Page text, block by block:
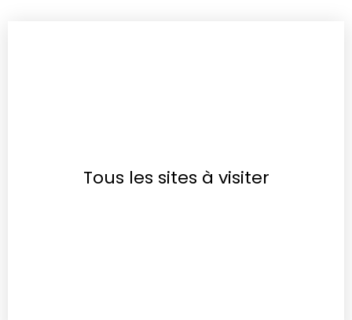
Tous les sites à visiter